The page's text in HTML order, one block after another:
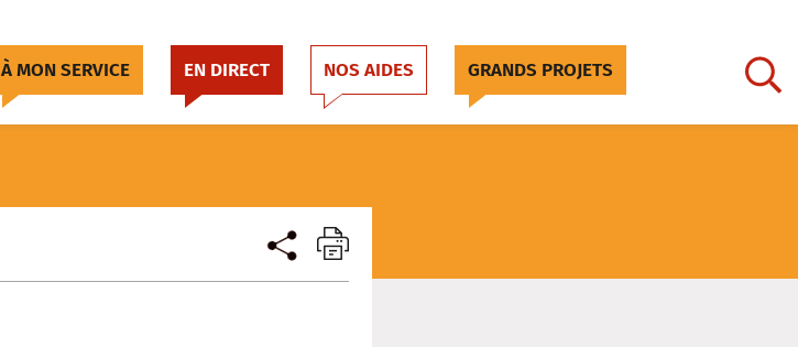
À MON SERVICE EN DIRECT NOS AIDES GRANDS PROJETS